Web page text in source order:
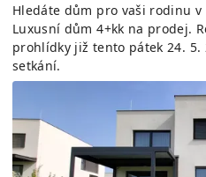
Hledáte dům pro vaši rodinu v
Luxusní dům 4+kk na prodej.
prohlídky již tento pátek 24. 5.
setkání.